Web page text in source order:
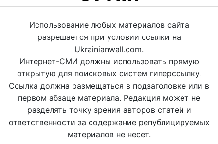
Использование любых материалов сайта
разрешается при условии ссылки на
Ukrainianwall.com.
Интернет-СМИ должны использовать прямую
открытую для поисковых систем гиперссылку.
Ссылка должна размещаться в подзаголовке или в
первом абзаце материала. Редакция может не
разделять точку зрения авторов статей и
ответственности за содержание републицируемых
материалов не несет.